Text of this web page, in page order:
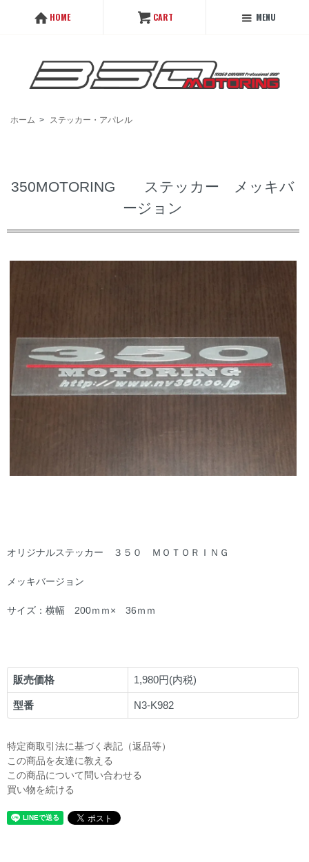
HOME CART MENU
ホーム > ステッカー・アパレル
350MOTORING ステッカー メッキバ
ージョン
オリジナルステッカー ３５０ ＭＯＴＯＲＩＮＧ
メッキバージョン
サイズ：横幅 200ｍｍ× 36ｍｍ
販売価格 1,980円(内税)
型番 N3-K982
特定商取引法に基づく表記（返品等）
この商品を友達に教える
この商品について問い合わせる
買い物を続ける